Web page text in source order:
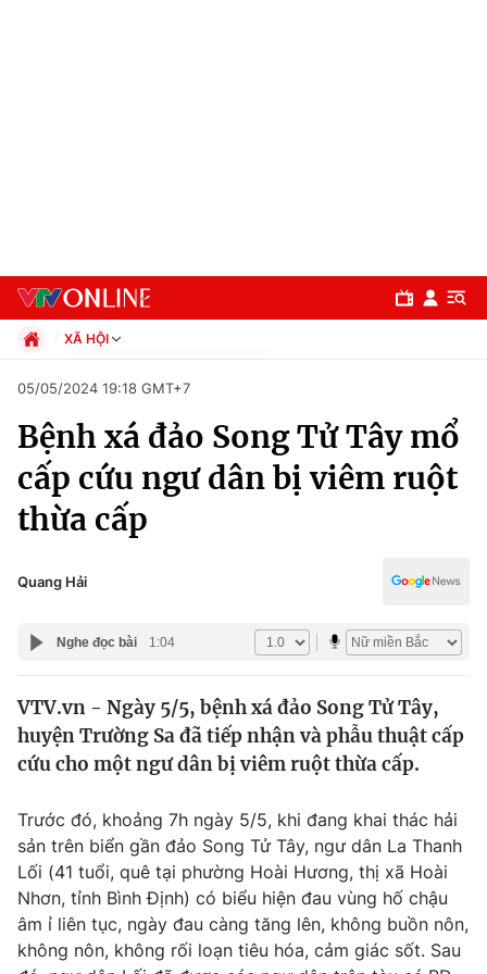
Chuyên mục
Chính trị
Thế giới
Thế giới đó đây
Câu chuyện quốc tế
Kinh tế
Tài chính
Thị trường
Góc doanh nghiệp
Dữ liệu và đời sống
Truyền hình
XÃ HỘI
Xã hội
Pháp luật
Thể thao
Truyền hình
Văn hóa - Giải trí
Giáo dục
05/05/2024 19:18 GMT+7
Bệnh xá đảo Song Tử Tây mổ
cấp cứu ngư dân bị viêm ruột
thừa cấp
Quang Hải
Nghe đọc bài 1:04
VTV.vn - Ngày 5/5, bệnh xá đảo Song Tử Tây,
huyện Trường Sa đã tiếp nhận và phẫu thuật cấp
cứu cho một ngư dân bị viêm ruột thừa cấp.
Trước đó, khoảng 7h ngày 5/5, khi đang khai thác hải
sản trên biển gần đảo Song Tử Tây, ngư dân La Thanh
Lối (41 tuổi, quê tại phường Hoài Hương, thị xã Hoài
Nhơn, tỉnh Bình Định) có biểu hiện đau vùng hố chậu
âm ỉ liên tục, ngày đau càng tăng lên, không buồn nôn,
không nôn, không rối loạn tiêu hóa, cảm giác sốt. Sau